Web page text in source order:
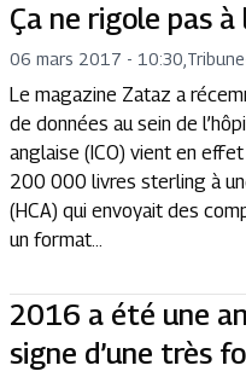
Ça ne rigole pas
06 mars 2017 - 10:30 Tribune
Le magazine Zataz a
de données au sein de
anglaise (ICO) vient en
200 000 livres sterling à
(HCA) qui envoyait des
un format...
2016 a été une
signe d’une très